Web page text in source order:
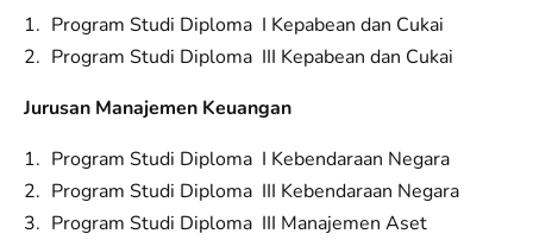
Program Studi Diploma I Kepabean dan Cukai
Program Studi Diploma III Kepabean dan Cukai
Jurusan Manajemen Keuangan
Program Studi Diploma I Kebendaraan Negara
Program Studi Diploma III Kebendaraan Negara
Program Studi Diploma III Manajemen Aset